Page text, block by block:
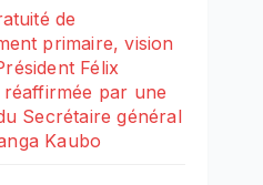
de
primaire, vision
Félix
réaffirmée par une
Secrétaire général
Kaubo